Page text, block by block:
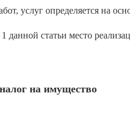
услуг определяется на
данной статьи место
на имущество